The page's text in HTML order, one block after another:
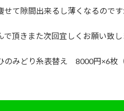
せて隙間出来るし薄くなるので
頂きまた次回宜しくお願い致し
のみどり糸表替え 8000円×6